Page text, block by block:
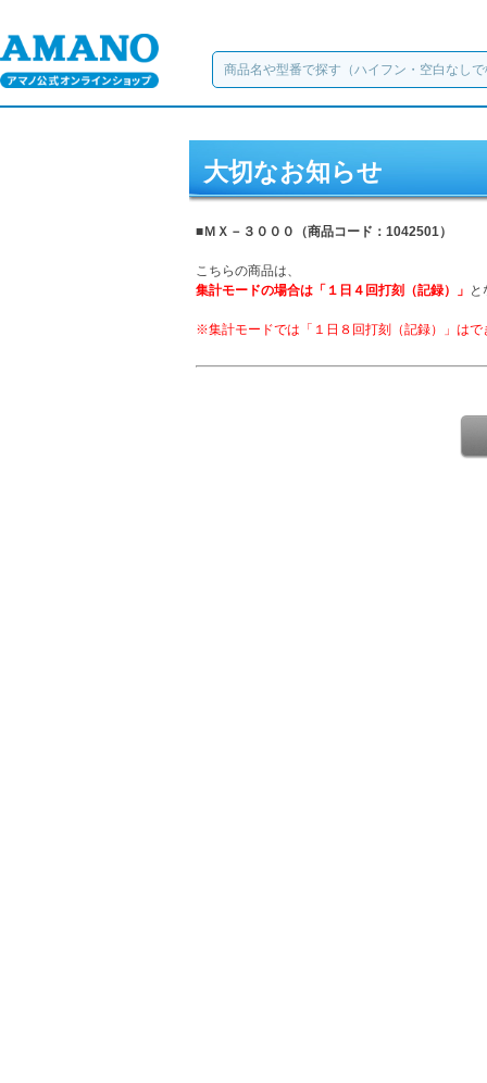
大切なお知らせ
■ＭＸ－３０００（商品コード：1042501）
こちらの商品は、
集計モードの場合は「１日４回打刻（記録）」 と
※集計モードでは「１日８回打刻（記録）」はで